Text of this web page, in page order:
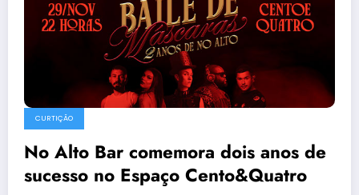
CURTIÇÃO
No Alto Bar comemora dois anos de
sucesso no Espaço Cento&Quatro